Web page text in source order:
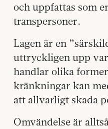
och uppfattas som
transpersoner.
Lagen är en
uttryckligen upp
handlar olika
kränkningar kan
att allvarligt skada
Omvändelse är